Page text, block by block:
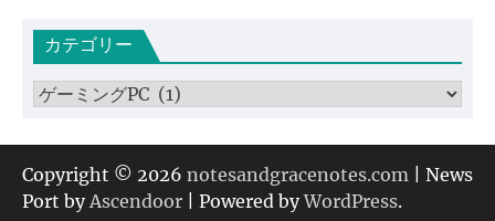
イカテゴリー
カ
ゴ
リ
ー
Copyright © 2026 notesandgracenotes.com | News
Port byAscendoor | Powered byWordPress.